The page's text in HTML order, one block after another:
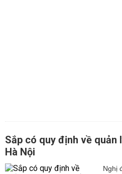
Sắp có quy định về quản
Hà Nội
Nghị